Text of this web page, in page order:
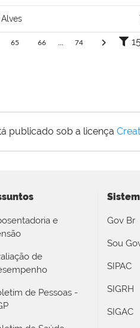
65 66 74 15
publicado sob a licença
e
de
de Pessoas -
Gov Br
Sou
SIPAC
SIGRH
SIGAC